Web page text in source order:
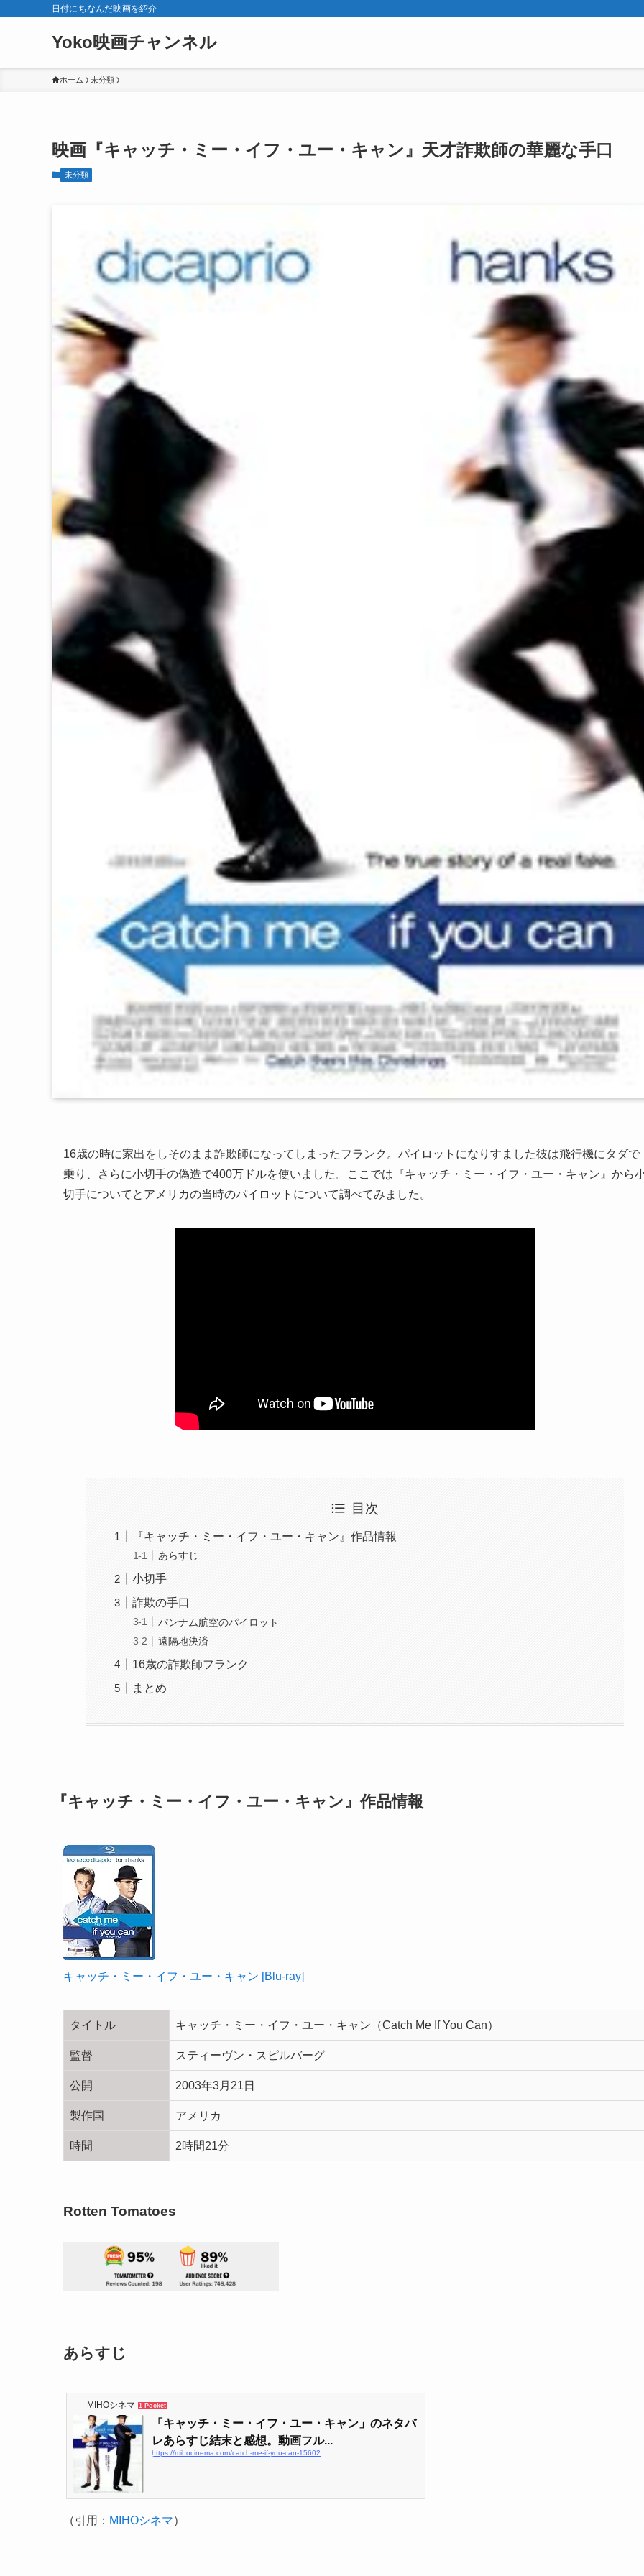
日付にちなんだ映画を紹介
Yoko映画チャンネル
ホーム 未分類
映画『キャッチ・ミー・イフ・ユー・キャン』天才詐欺師の華麗な手口
未分類
16歳の時に家出をしそのまま詐欺師になってしまったフランク。パイロットになりすました彼は飛行機にタダで
乗り、さらに小切手の偽造で400万ドルを使いました。ここでは『キャッチ・ミー・イフ・ユー・キャン』から
切手についてとアメリカの当時のパイロットについて調べてみました。
目次
『キャッチ・ミー・イフ・ユー・キャン』作品情報
あらすじ
小切手
詐欺の手口
パンナム航空のパイロット
遠隔地決済
16歳の詐欺師フランク
まとめ
『キャッチ・ミー・イフ・ユー・キャン』作品情報
キャッチ・ミー・イフ・ユー・キャン [Blu-ray]
タイトル キャッチ・ミー・イフ・ユー・キャン（Catch Me If You Can）
監督 スティーヴン・スピルバーグ
公開 2003年3月21日
製作国 アメリカ
時間 2時間21分
Rotten Tomatoes
あらすじ
MIHOシネマ 1 Pocket
「キャッチ・ミー・イフ・ユー・キャン」のネタバ
レあらすじ結末と感想。動画フル...
https://mihocinema.com/catch-me-if-you-can-15602
（引用： MIHOシネマ）